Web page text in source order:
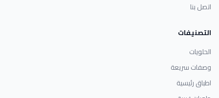
اتصل بنا
التصنيفات
الحلويات
وصفات سريعة
اطباق رئيسية